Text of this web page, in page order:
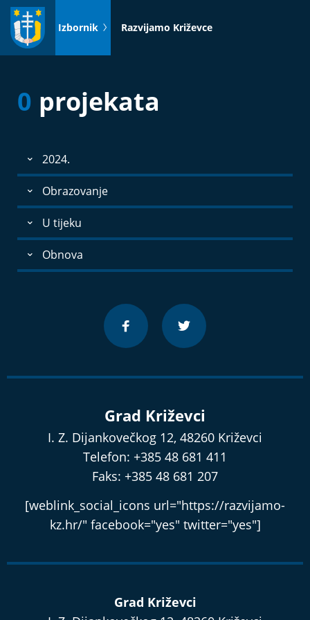
Idi
sadržaj
Izbornik Razvijamo Križevce
0 projekata
2024.
Obrazovanje
U tijeku
Obnova
Grad Križevci
I. Z. Dijankovečkog 12, 48260 Križevci
Telefon: +385 48 681 411
Faks: +385 48 681 207
[weblink_social_icons url="https://razvijamo-
kz.hr/" facebook="yes" twitter="yes"]
Grad Križevci